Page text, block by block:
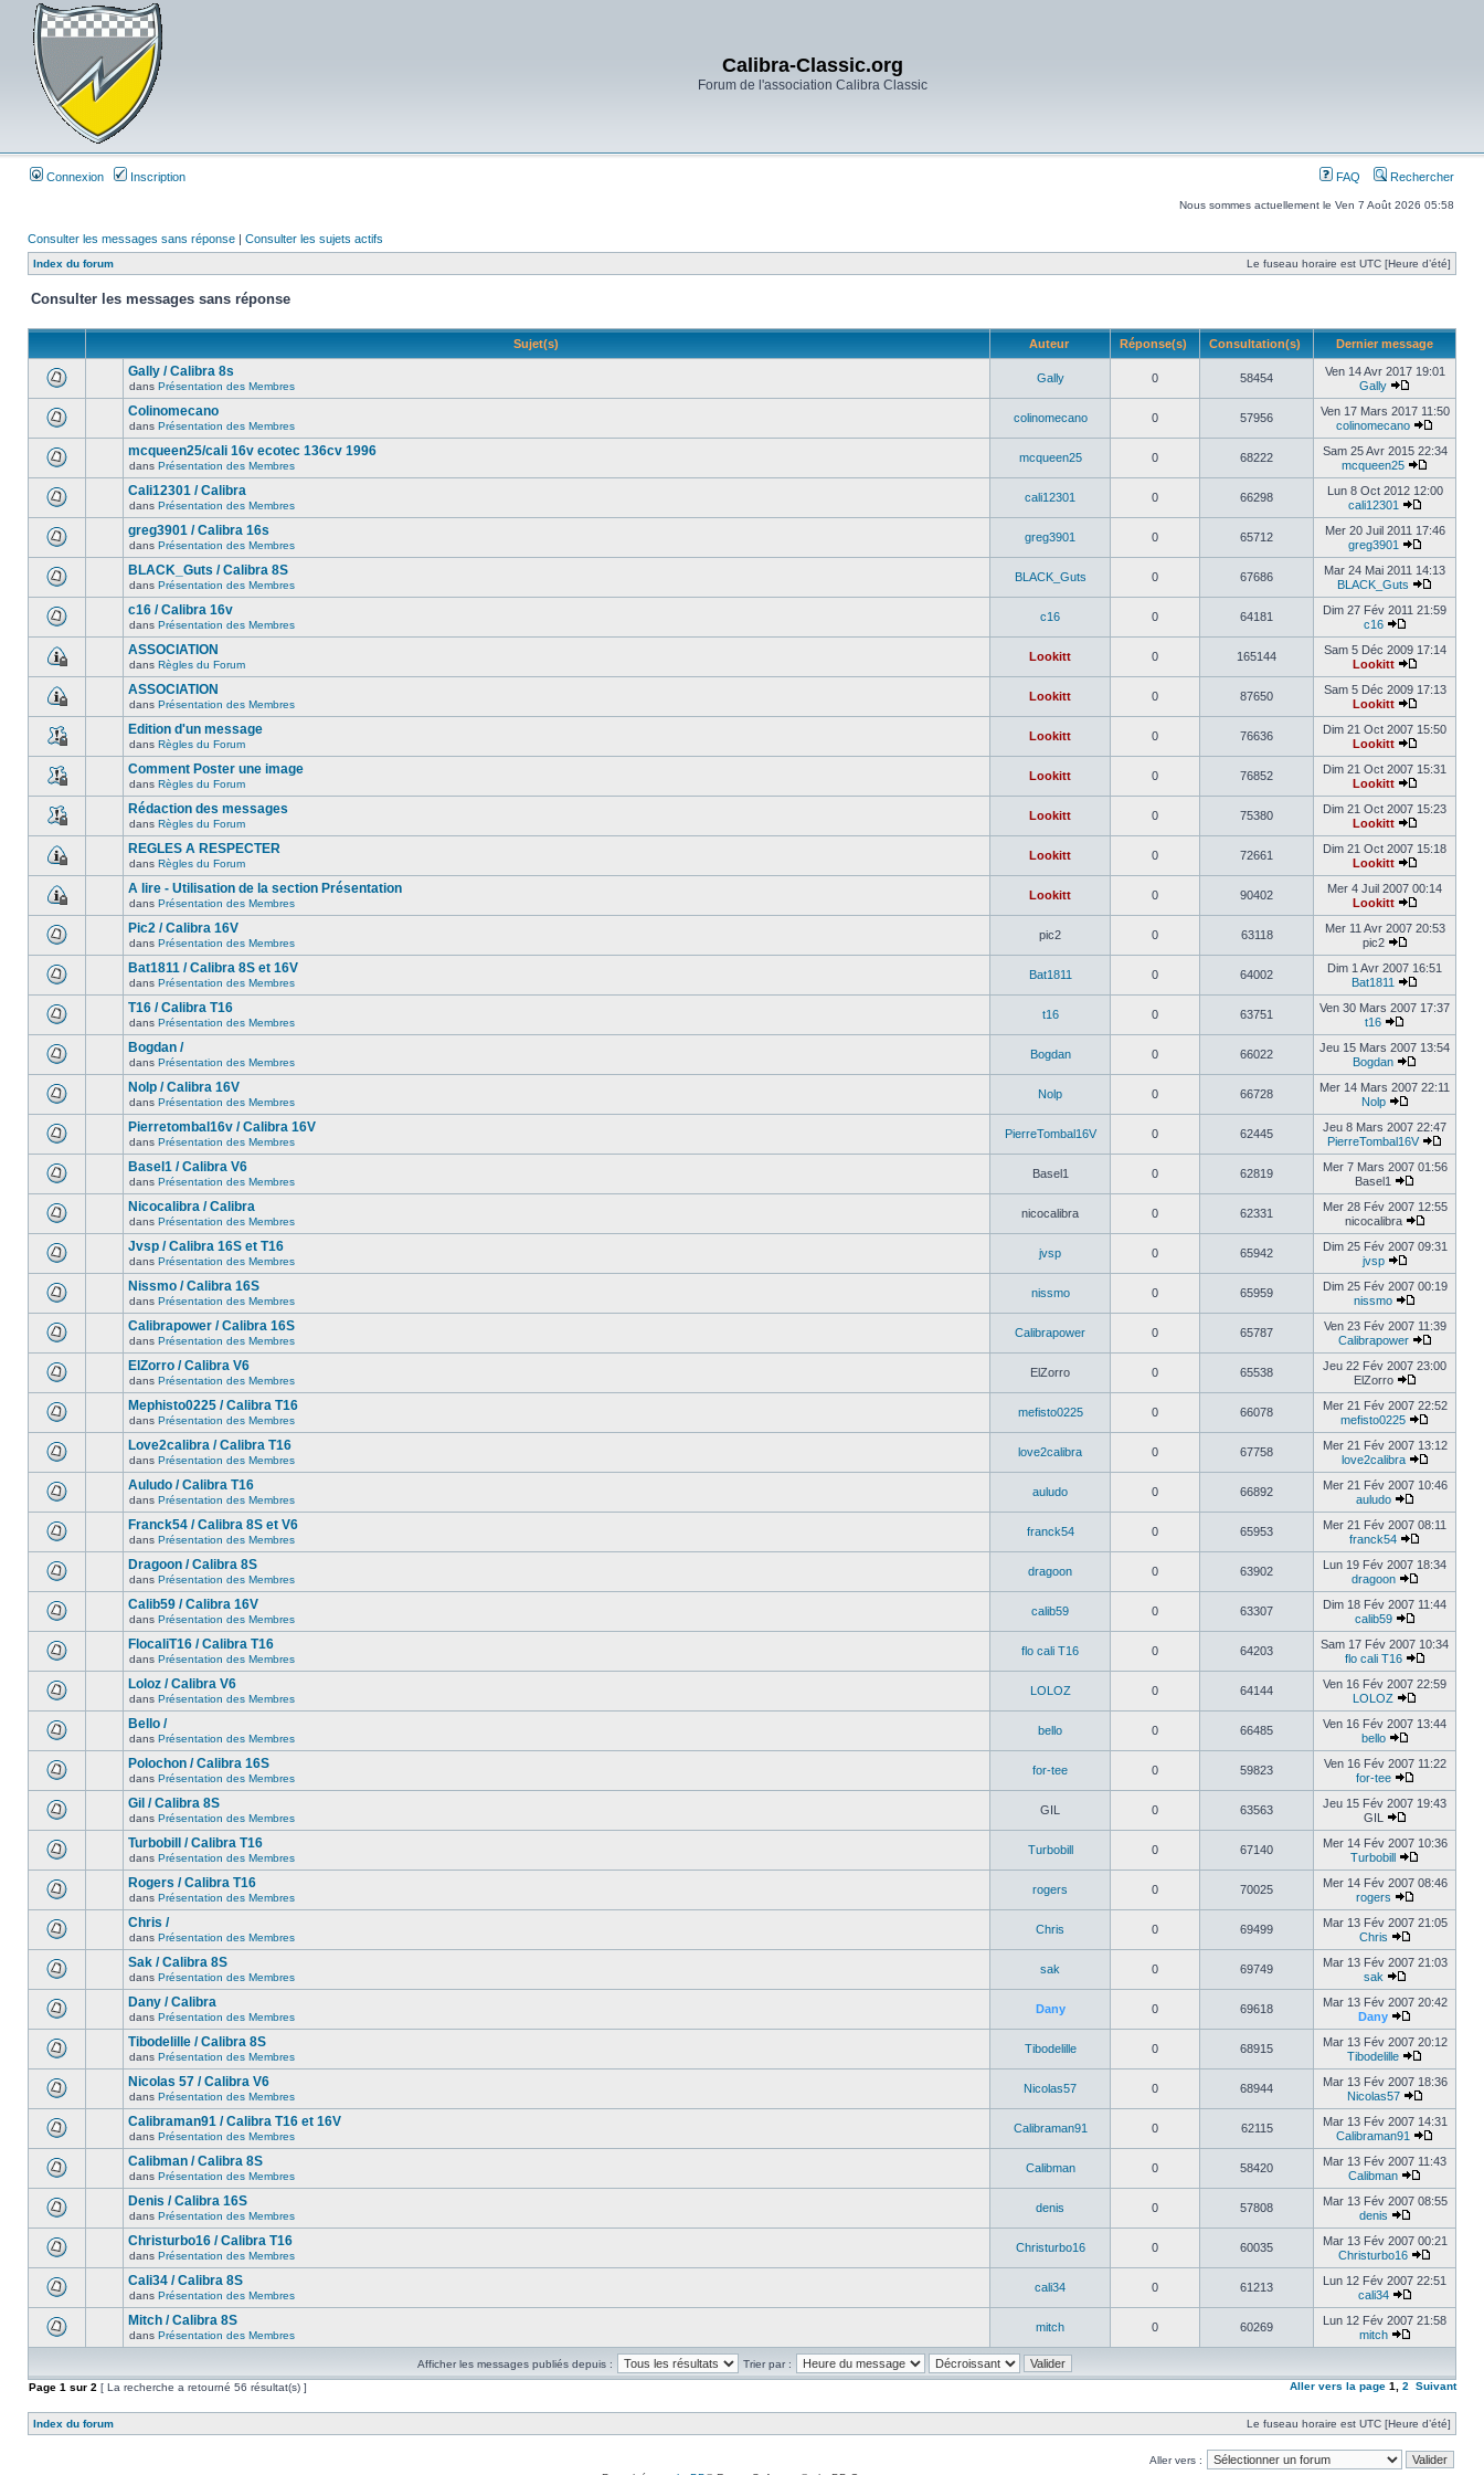
Calibra-Classic.org
Forum de l'association Calibra Classic
Connexion Inscription FAQ Rechercher
Nous sommes actuellement le Ven 7 Août 2026 05:58
Consulter les messages sans réponse | Consulter les sujets actifs
Index du forum Le fuseau horaire est UTC [Heure d’été]
Consulter les messages sans réponse
Sujet(s) Auteur Réponse(s) Consultation(s) Dernier message
Gally / Calibra 8s
dans Présentation des Membres
Gally 0 58454
Ven 14 Avr 2017 19:01
Gally
Colinomecano
dans Présentation des Membres
colinomecano 0 57956
Ven 17 Mars 2017 11:50
colinomecano
mcqueen25/cali 16v ecotec 136cv 1996
dans Présentation des Membres
mcqueen25 0 68222
Sam 25 Avr 2015 22:34
mcqueen25
Cali12301 / Calibra
dans Présentation des Membres
cali12301 0 66298
Lun 8 Oct 2012 12:00
cali12301
greg3901 / Calibra 16s
dans Présentation des Membres
greg3901 0 65712
Mer 20 Juil 2011 17:46
greg3901
BLACK_Guts / Calibra 8S
dans Présentation des Membres
BLACK_Guts 0 67686
Mar 24 Mai 2011 14:13
BLACK_Guts
c16 / Calibra 16v
dans Présentation des Membres
c16 0 64181
Dim 27 Fév 2011 21:59
c16
ASSOCIATION
dans Règles du Forum
Lookitt 0 165144
Sam 5 Déc 2009 17:14
Lookitt
ASSOCIATION
dans Présentation des Membres
Lookitt 0 87650
Sam 5 Déc 2009 17:13
Lookitt
Edition d'un message
dans Règles du Forum
Lookitt 0 76636
Dim 21 Oct 2007 15:50
Lookitt
Comment Poster une image
dans Règles du Forum
Lookitt 0 76852
Dim 21 Oct 2007 15:31
Lookitt
Rédaction des messages
dans Règles du Forum
Lookitt 0 75380
Dim 21 Oct 2007 15:23
Lookitt
REGLES A RESPECTER
dans Règles du Forum
Lookitt 0 72661
Dim 21 Oct 2007 15:18
Lookitt
A lire - Utilisation de la section Présentation
dans Présentation des Membres
Lookitt 0 90402
Mer 4 Juil 2007 00:14
Lookitt
Pic2 / Calibra 16V
dans Présentation des Membres
pic2 0 63118
Mer 11 Avr 2007 20:53
pic2
Bat1811 / Calibra 8S et 16V
dans Présentation des Membres
Bat1811 0 64002
Dim 1 Avr 2007 16:51
Bat1811
T16 / Calibra T16
dans Présentation des Membres
t16 0 63751
Ven 30 Mars 2007 17:37
t16
Bogdan /
dans Présentation des Membres
Bogdan 0 66022
Jeu 15 Mars 2007 13:54
Bogdan
Nolp / Calibra 16V
dans Présentation des Membres
Nolp 0 66728
Mer 14 Mars 2007 22:11
Nolp
Pierretombal16v / Calibra 16V
dans Présentation des Membres
PierreTombal16V 0 62445
Jeu 8 Mars 2007 22:47
PierreTombal16V
Basel1 / Calibra V6
dans Présentation des Membres
Basel1 0 62819
Mer 7 Mars 2007 01:56
Basel1
Nicocalibra / Calibra
dans Présentation des Membres
nicocalibra 0 62331
Mer 28 Fév 2007 12:55
nicocalibra
Jvsp / Calibra 16S et T16
dans Présentation des Membres
jvsp 0 65942
Dim 25 Fév 2007 09:31
jvsp
Nissmo / Calibra 16S
dans Présentation des Membres
nissmo 0 65959
Dim 25 Fév 2007 00:19
nissmo
Calibrapower / Calibra 16S
dans Présentation des Membres
Calibrapower 0 65787
Ven 23 Fév 2007 11:39
Calibrapower
ElZorro / Calibra V6
dans Présentation des Membres
ElZorro 0 65538
Jeu 22 Fév 2007 23:00
ElZorro
Mephisto0225 / Calibra T16
dans Présentation des Membres
mefisto0225 0 66078
Mer 21 Fév 2007 22:52
mefisto0225
Love2calibra / Calibra T16
dans Présentation des Membres
love2calibra 0 67758
Mer 21 Fév 2007 13:12
love2calibra
Auludo / Calibra T16
dans Présentation des Membres
auludo 0 66892
Mer 21 Fév 2007 10:46
auludo
Franck54 / Calibra 8S et V6
dans Présentation des Membres
franck54 0 65953
Mer 21 Fév 2007 08:11
franck54
Dragoon / Calibra 8S
dans Présentation des Membres
dragoon 0 63902
Lun 19 Fév 2007 18:34
dragoon
Calib59 / Calibra 16V
dans Présentation des Membres
calib59 0 63307
Dim 18 Fév 2007 11:44
calib59
FlocaliT16 / Calibra T16
dans Présentation des Membres
flo cali T16 0 64203
Sam 17 Fév 2007 10:34
flo cali T16
Loloz / Calibra V6
dans Présentation des Membres
LOLOZ 0 64144
Ven 16 Fév 2007 22:59
LOLOZ
Bello /
dans Présentation des Membres
bello 0 66485
Ven 16 Fév 2007 13:44
bello
Polochon / Calibra 16S
dans Présentation des Membres
for-tee 0 59823
Ven 16 Fév 2007 11:22
for-tee
Gil / Calibra 8S
dans Présentation des Membres
GIL 0 63563
Jeu 15 Fév 2007 19:43
GIL
Turbobill / Calibra T16
dans Présentation des Membres
Turbobill 0 67140
Mer 14 Fév 2007 10:36
Turbobill
Rogers / Calibra T16
dans Présentation des Membres
rogers 0 70025
Mer 14 Fév 2007 08:46
rogers
Chris /
dans Présentation des Membres
Chris 0 69499
Mar 13 Fév 2007 21:05
Chris
Sak / Calibra 8S
dans Présentation des Membres
sak 0 69749
Mar 13 Fév 2007 21:03
sak
Dany / Calibra
dans Présentation des Membres
Dany 0 69618
Mar 13 Fév 2007 20:42
Dany
Tibodelille / Calibra 8S
dans Présentation des Membres
Tibodelille 0 68915
Mar 13 Fév 2007 20:12
Tibodelille
Nicolas 57 / Calibra V6
dans Présentation des Membres
Nicolas57 0 68944
Mar 13 Fév 2007 18:36
Nicolas57
Calibraman91 / Calibra T16 et 16V
dans Présentation des Membres
Calibraman91 0 62115
Mar 13 Fév 2007 14:31
Calibraman91
Calibman / Calibra 8S
dans Présentation des Membres
Calibman 0 58420
Mar 13 Fév 2007 11:43
Calibman
Denis / Calibra 16S
dans Présentation des Membres
denis 0 57808
Mar 13 Fév 2007 08:55
denis
Christurbo16 / Calibra T16
dans Présentation des Membres
Christurbo16 0 60035
Mar 13 Fév 2007 00:21
Christurbo16
Cali34 / Calibra 8S
dans Présentation des Membres
cali34 0 61213
Lun 12 Fév 2007 22:51
cali34
Mitch / Calibra 8S
dans Présentation des Membres
mitch 0 60269
Lun 12 Fév 2007 21:58
mitch
Afficher les messages publiés depuis :
Trier par :
Page 1 sur 2 [ La recherche a retourné 56 résultat(s) ] Aller vers la page 1 2 Suivant
Index du forum Le fuseau horaire est UTC [Heure d’été]
Aller vers :